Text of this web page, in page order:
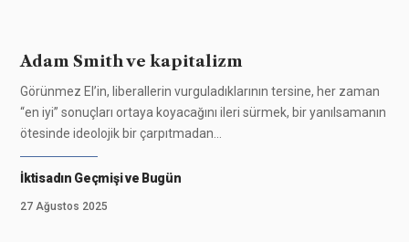
Adam Smith ve kapitalizm
Görünmez El’in, liberallerin vurguladıklarının tersine, her zaman
“en iyi” sonuçları ortaya koyacağını ileri sürmek, bir yanılsamanın
ötesinde ideolojik bir çarpıtmadan…
İktisadın Geçmişi ve Bugün
27 Ağustos 2025